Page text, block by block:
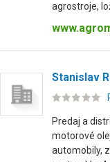
agrostroje,
Stanislav
Predaj a
motorové
automobily,